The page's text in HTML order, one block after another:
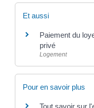
Et aussi
Paiement du
privé
Logement
Pour en savoir plus
Tout savoir sur